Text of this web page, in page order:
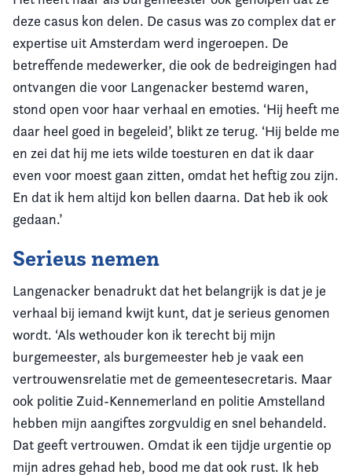
deze casus kon delen. De casus was zo complex dat er
expertise uit Amsterdam werd ingeroepen. De
betreffende medewerker, die ook de bedreigingen had
ontvangen die voor Langenacker bestemd waren,
stond open voor haar verhaal en emoties. ‘Hij heeft me
daar heel goed in begeleid’, blikt ze terug. ‘Hij belde me
en zei dat hij me iets wilde toesturen en dat ik daar
even voor moest gaan zitten, omdat het heftig zou zijn.
En dat ik hem altijd kon bellen daarna. Dat heb ik ook
gedaan.’
Serieus nemen
Langenacker benadrukt dat het belangrijk is dat je je
verhaal bij iemand kwijt kunt, dat je serieus genomen
wordt. ‘Als wethouder kon ik terecht bij mijn
burgemeester, als burgemeester heb je vaak een
vertrouwensrelatie met de gemeentesecretaris. Maar
ook politie Zuid-Kennemerland en politie Amstelland
hebben mijn aangiftes zorgvuldig en snel behandeld.
Dat geeft vertrouwen. Omdat ik een tijdje urgentie op
mijn adres gehad heb, bood me dat ook rust. Ik heb